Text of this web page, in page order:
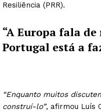
Resiliência (PRR).
“A Europa fala
Portugal está a
“Enquanto muitos
construí-lo”, afirmou Luís